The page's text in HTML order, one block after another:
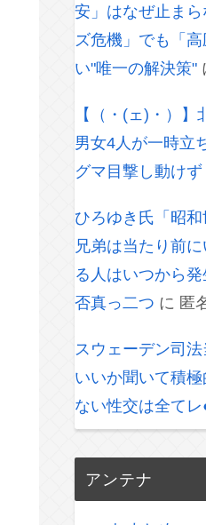
安」はなぜ止ま
ズ危機」でも「
い"唯一の解決策"
【（・(ェ)・）
男女4人が一時立
グマ目撃し動けず
ひろゆき氏「昭
兄弟は当たり前
る人はいつから
否真っ二つ に 匿
スウェーデン司
いいか聞いて積
ない性交は全てレ
アンテナ